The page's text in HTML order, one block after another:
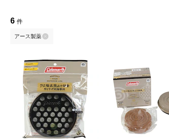
6 件
アース製薬